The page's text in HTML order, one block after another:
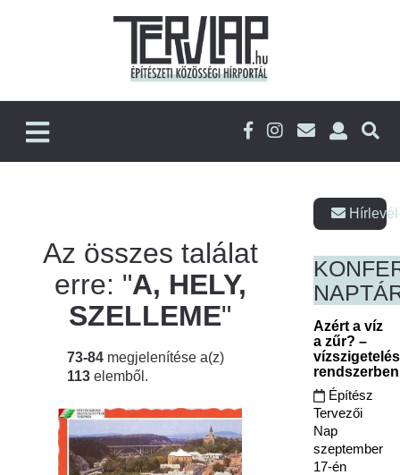
Az összes találat
erre: "A, HELY,
SZELLEME"
73-84 megjelenítése a(z)
113 elemből.
Azért a víz
a zűr? –
Építész
Tervezői
Nap
szeptember
17-én